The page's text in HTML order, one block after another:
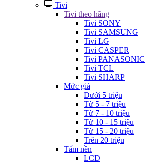
Tivi
Tivi theo hãng
Tivi SONY
Tivi SAMSUNG
Tivi LG
Tivi CASPER
Tivi PANASONIC
Tivi TCL
Tivi SHARP
Mức giá
Dưới 5 triệu
Từ 5 - 7 triệu
Từ 7 - 10 triệu
Từ 10 - 15 triệu
Từ 15 - 20 triệu
Trên 20 triệu
Tấm nền
LCD